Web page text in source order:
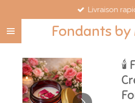
contenu
principal
Fondants by
Livraison
🕯️